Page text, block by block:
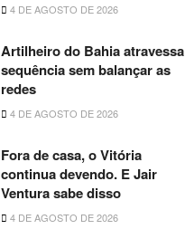
4 DE AGOSTO DE 2026
Artilheiro do Bahia atravessa
sequência sem balançar as
redes
4 DE AGOSTO DE 2026
Fora de casa, o Vitória
continua devendo. E Jair
Ventura sabe disso
4 DE AGOSTO DE 2026